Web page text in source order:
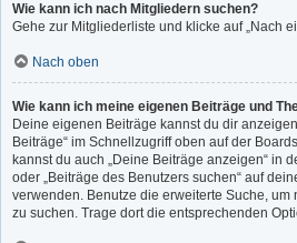
Wie kann ich nach Mitgliedern suchen?
Gehe zur Mitgliederliste und klicke auf „Nach
Nach oben
Wie kann ich meine eigenen Beiträge und
Deine eigenen Beiträge kannst du dir
Beiträge“ im Schnellzugriff oben auf der
kannst du auch „Deine Beiträge anzeigen“ in
oder „Beiträge des Benutzers suchen“ auf
verwenden. Benutze die erweiterte Suche, um
zu suchen. Trage dort die entsprechenden